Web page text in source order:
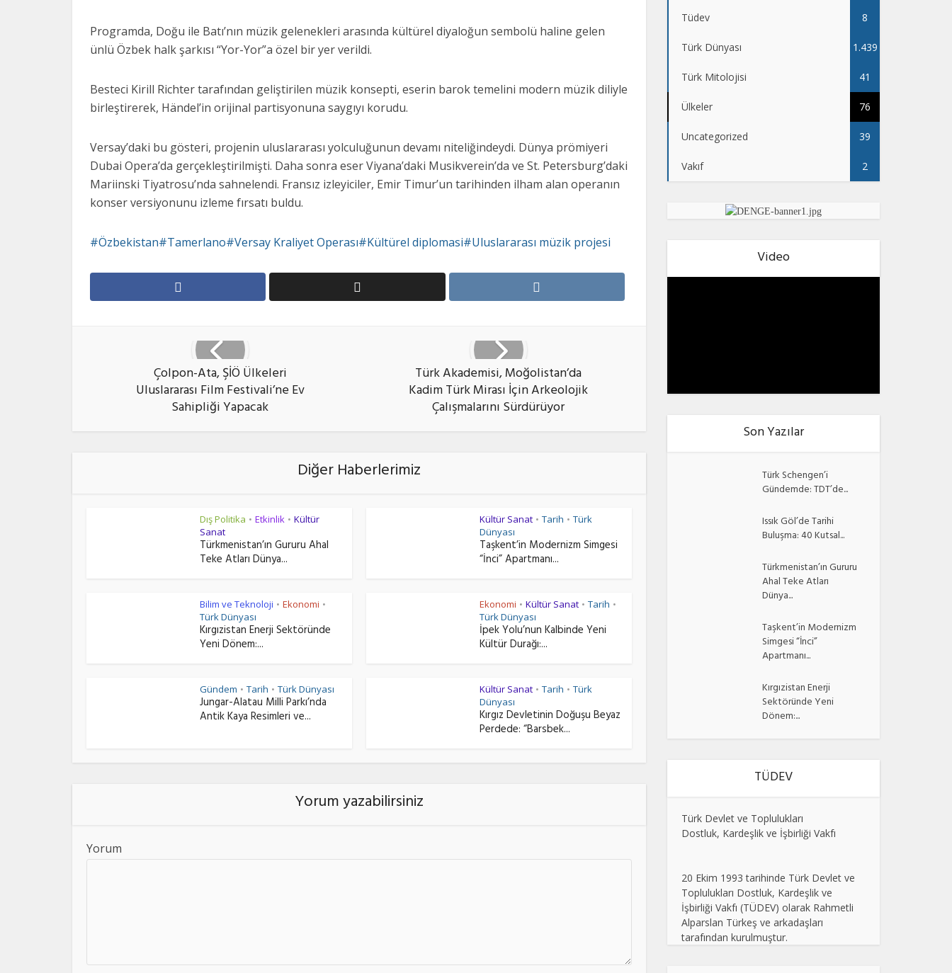
Programda, Doğu ile Batı’nın müzik gelenekleri arasında kültürel diyaloğun sembolü haline gelen
ünlü Özbek halk şarkısı “Yor-Yor”a özel bir yer verildi.
Besteci Kirill Richter tarafından geliştirilen müzik konsepti, eserin barok temelini modern müzik diliyle
birleştirerek, Händel’in orijinal partisyonuna saygıyı korudu.
Versay’daki bu gösteri, projenin uluslararası yolculuğunun devamı niteliğindeydi. Dünya prömiyeri
Dubai Opera’da gerçekleştirilmişti. Daha sonra eser Viyana’daki Musikverein’da ve St. Petersburg’daki
Mariinski Tiyatrosu’nda sahnelendi. Fransız izleyiciler, Emir Timur’un tarihinden ilham alan operanın
konser versiyonunu izleme fırsatı buldu.
Özbekistan#Tamerlano#Versay Kraliyet Operası#Kültürel diplomasi#Uluslararası müzik projesi
Çolpon-Ata, ŞİÖ Ülkeleri
Uluslararası Film Festivali’ne Ev
Sahipliği Yapacak
Türk Akademisi, Moğolistan’da
Kadim Türk Mirası İçin Arkeolojik
Çalışmalarını Sürdürüyor
Diğer Haberlerimiz
Dış Politika • Etkinlik • Kültür
Sanat
Türkmenistan’ın Gururu Ahal
Teke Atları Dünya...
Kültür Sanat • Tarih • Türk
Dünyası
Taşkent’in Modernizm Simgesi
“İnci” Apartmanı...
Bilim ve Teknoloji • Ekonomi •
Türk Dünyası
Kırgızistan Enerji Sektöründe
Yeni Dönem:...
Ekonomi • Kültür Sanat • Tarih •
Türk Dünyası
İpek Yolu’nun Kalbinde Yeni
Kültür Durağı:...
Gündem • Tarih • Türk Dünyası
Jungar-Alatau Milli Parkı’nda
Antik Kaya Resimleri ve...
Kültür Sanat • Tarih • Türk
Dünyası
Kırgız Devletinin Doğuşu Beyaz
Perdede: “Barsbek...
Yorum yazabilirsiniz
Yorum
Tüdev 8
Türk Dünyası 1.439
Türk Mitolojisi 41
Ülkeler 76
Uncategorized 39
Vakıf 2
Video
Son Yazılar
Türk Schengen’i
Gündemde: TDT’de...
Issık Göl’de Tarihi
Buluşma: 40 Kutsal...
Türkmenistan’ın Gururu
Ahal Teke Atları
Dünya...
Taşkent’in Modernizm
Simgesi “İnci”
Apartmanı...
Kırgızistan Enerji
Sektöründe Yeni
Dönem:...
TÜDEV
Türk Devlet ve Toplulukları
Dostluk, Kardeşlik ve İşbirliği Vakfı
20 Ekim 1993 tarihinde Türk Devlet ve
Toplulukları Dostluk, Kardeşlik ve
İşbirliği Vakfı (TÜDEV) olarak Rahmetli
Alparslan Türkeş ve arkadaşları
tarafından kurulmuştur.